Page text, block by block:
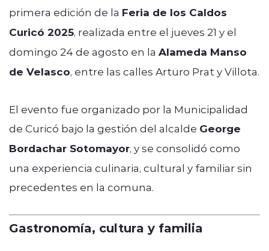
primera edición de la Feria de los Caldos
Curicó 2025, realizada entre el jueves 21 y el
domingo 24 de agosto en la Alameda Manso
de Velasco, entre las calles Arturo Prat y Villota.
El evento fue organizado por la Municipalidad
de Curicó bajo la gestión del alcalde George
Bordachar Sotomayor, y se consolidó como
una experiencia culinaria, cultural y familiar sin
precedentes en la comuna.
Gastronomía, cultura y familia